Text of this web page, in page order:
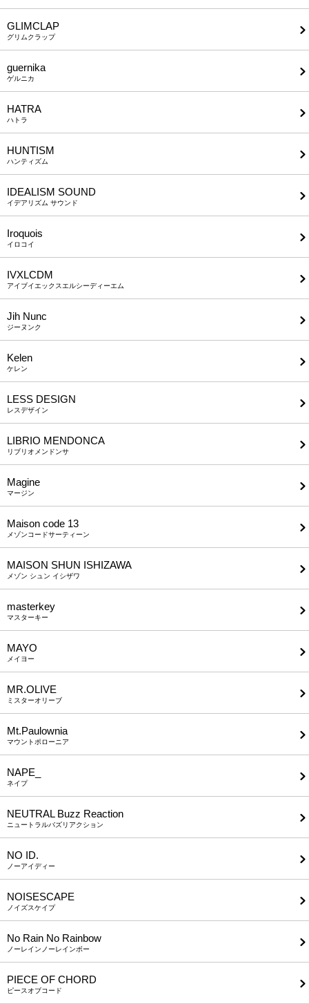
GLIMCLAP
グリムクラップ
guernika
ゲルニカ
HATRA
ハトラ
HUNTISM
ハンティズム
IDEALISM SOUND
イデアリズム サウンド
Iroquois
イロコイ
IVXLCDM
アイブイエックスエルシーディーエム
Jih Nunc
ジーヌンク
Kelen
ケレン
LESS DESIGN
レスデザイン
LIBRIO MENDONCA
リブリオメンドンサ
Magine
マージン
Maison code 13
メゾンコードサーティーン
MAISON SHUN ISHIZAWA
メゾン シュン イシザワ
masterkey
マスターキー
MAYO
メイヨー
MR.OLIVE
ミスターオリーブ
Mt.Paulownia
マウントポローニア
NAPE_
ネイプ
NEUTRAL Buzz Reaction
ニュートラルバズリアクション
NO ID.
ノーアイディー
NOISESCAPE
ノイズスケイプ
No Rain No Rainbow
ノーレインノーレインボー
PIECE OF CHORD
ピースオブコード